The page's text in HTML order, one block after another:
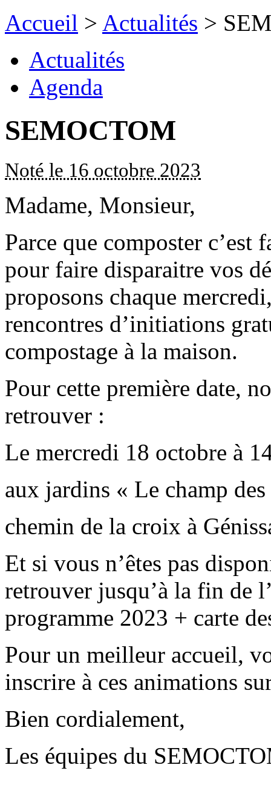
Accueil > Actualités >
Actualités
Agenda
SEMOCTOM
Noté le 16 octobre 2023
Madame, Monsieur,
Parce que composter
pour faire disparaitre vos
proposons chaque
rencontres d’initiations
compostage à la maison.
Pour cette première date,
retrouver :
Le mercredi 18 octobre à
aux jardins « Le champ
chemin de la croix à
Et si vous n’êtes pas
retrouver jusqu’à la fin de
programme 2023 + carte
Pour un meilleur accueil,
inscrire à ces animations
Bien cordialement,
Les équipes du